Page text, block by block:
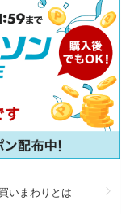
いまわりとは